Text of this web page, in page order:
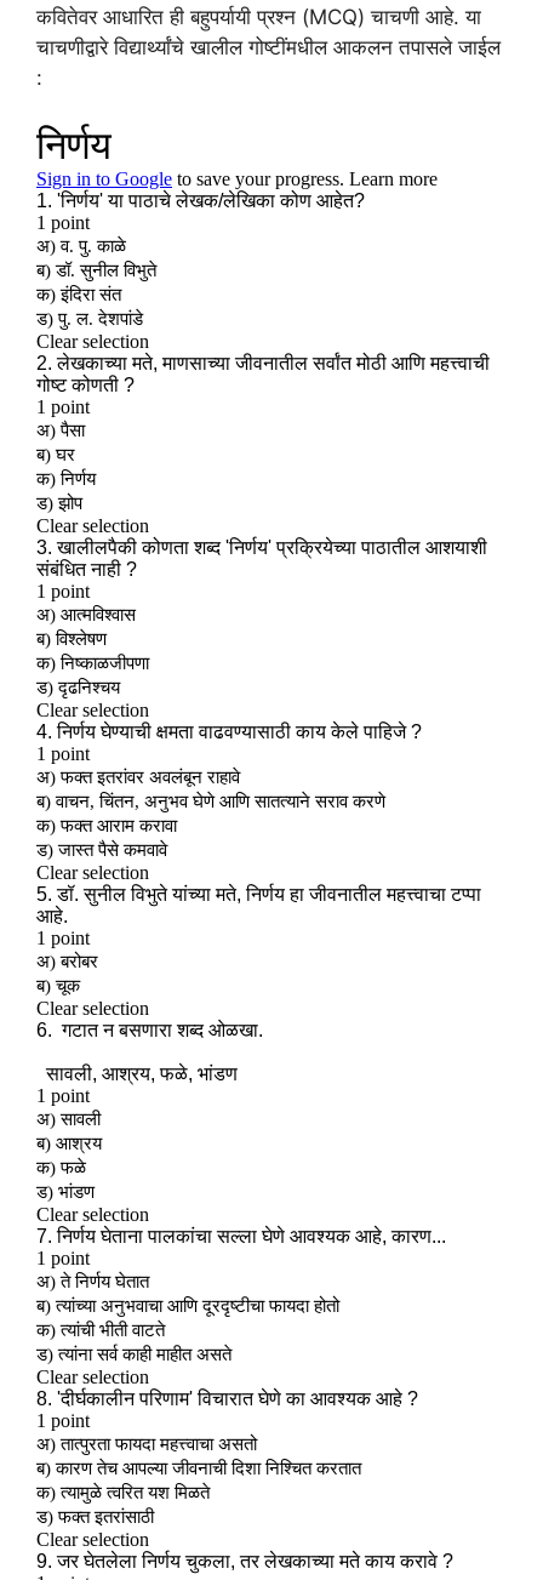
कवितेवर आधारित ही बहुपर्यायी प्रश्न (MCQ) चाचणी आहे. या
चाचणीद्वारे विद्यार्थ्यांचे खालील गोष्टींमधील आकलन तपासले जाईल
: